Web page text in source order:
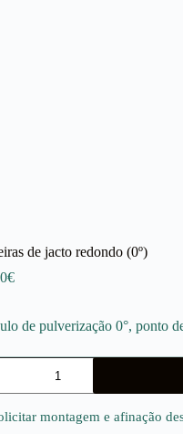
de jacto redondo (0º)
€
de pulverização 0°, ponto
montagem e afinação